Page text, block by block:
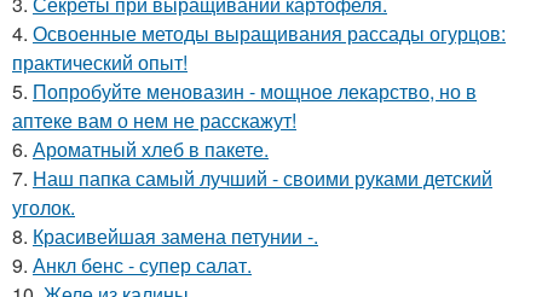
4. Освоенные методы выращивания рассады огурцов:
практический опыт!
5. Попробуйте меновазин - мощное лекарство, но в
аптеке вам о нем не расскажут!
6. Ароматный хлеб в пакете.
7. Наш папка самый лучший - своими руками детский
уголок.
8. Красивейшая замена петунии -.
9. Анкл бенс - супер салат.